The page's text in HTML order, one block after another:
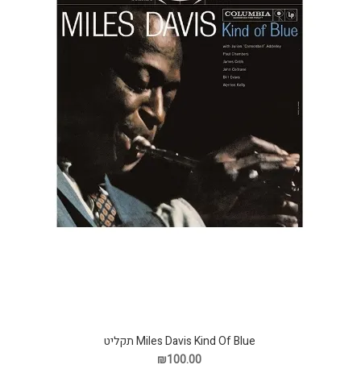
Miles Davis Kind Of Blue תקליט
₪100.00